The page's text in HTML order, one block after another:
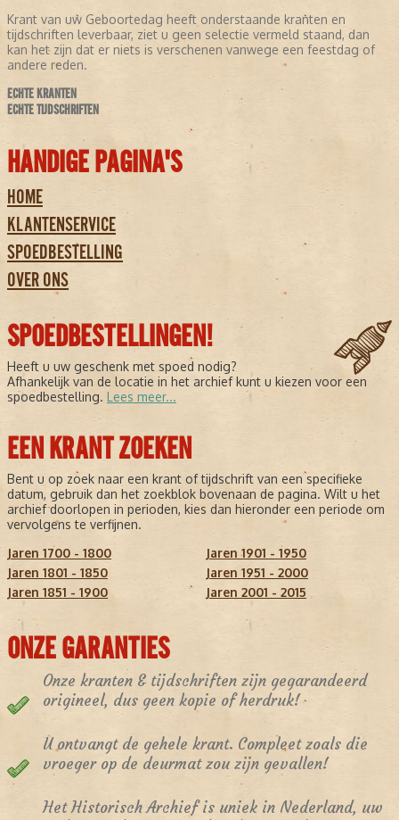
Krant van uw Geboortedag heeft onderstaande kranten en
tijdschriften leverbaar, ziet u geen selectie vermeld staand, dan
kan het zijn dat er niets is verschenen vanwege een feestdag of
andere reden.
ECHTE KRANTEN
ECHTE TIJDSCHRIFTEN
HANDIGE PAGINA'S
HOME
KLANTENSERVICE
SPOEDBESTELLING
OVER ONS
SPOEDBESTELLINGEN!
Heeft u uw geschenk met spoed nodig?
Afhankelijk van de locatie in het archief kunt u kiezen voor een
spoedbestelling. Lees meer...
EEN KRANT ZOEKEN
Bent u op zoek naar een krant of tijdschrift van een specifieke
datum, gebruik dan het zoekblok bovenaan de pagina. Wilt u het
archief doorlopen in perioden, kies dan hieronder een periode om
vervolgens te verfijnen.
Jaren 1700 - 1800
Jaren 1801 - 1850
Jaren 1851 - 1900
Jaren 1901 - 1950
Jaren 1951 - 2000
Jaren 2001 - 2015
ONZE GARANTIES
Onze kranten & tijdschriften zijn gegarandeerd
origineel, dus geen kopie of herdruk!
U ontvangt de gehele krant. Compleet zoals die
vroeger op de deurmat zou zijn gevallen!
Het Historisch Archief is uniek in Nederland, uw